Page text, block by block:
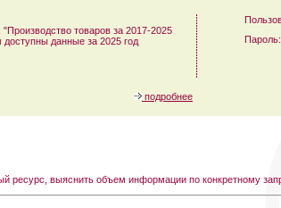
товаров за 2017-2025
доступны данные за 2025 год
подробнее
Пароль:
ресурс, выяснить объем информации по конкретному